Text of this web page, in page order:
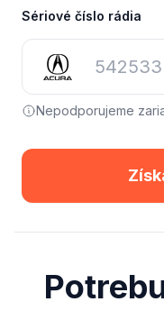
Získať kód rádia
Sériové číslo rádia
Nepodporujeme